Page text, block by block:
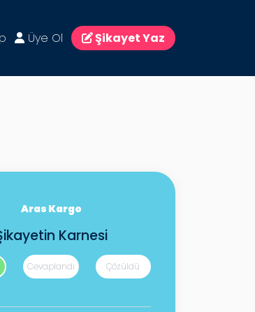
Üye Ol Şikayet Yaz
Aras Kargo
Karnesi
Cevaplandı Çözüldü